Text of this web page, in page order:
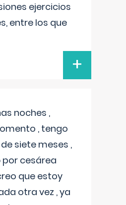
ejercicios
entre los que
+
noches ,
, tengo
siete meses ,
por cesárea
que estoy
otra vez , ya